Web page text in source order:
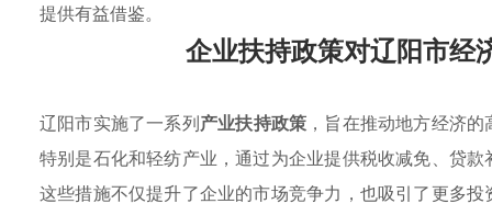
提供有益借鉴。
企业扶持政策对辽阳市经
辽阳市实施了一系列产业扶持政策 ，旨在推动地方经济
特别是石化和轻纺产业，通过为企业提供税收减免、贷款
这些措施不仅提升了企业的市场竞争力，也吸引了更多